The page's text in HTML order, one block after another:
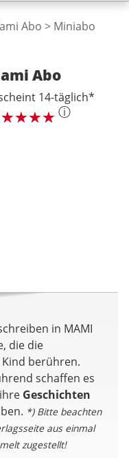
Abo Miniabo
Abo
14-täglich*
ⓘ
in MAMI
die die
berühren.
schaffen es
Geschichten
*) Bitte beachten
aus einmal
zugestellt!